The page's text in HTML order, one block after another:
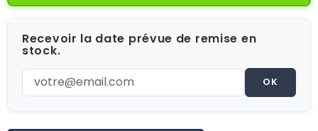
Recevoir la date prévue de remise en
stock.
OK